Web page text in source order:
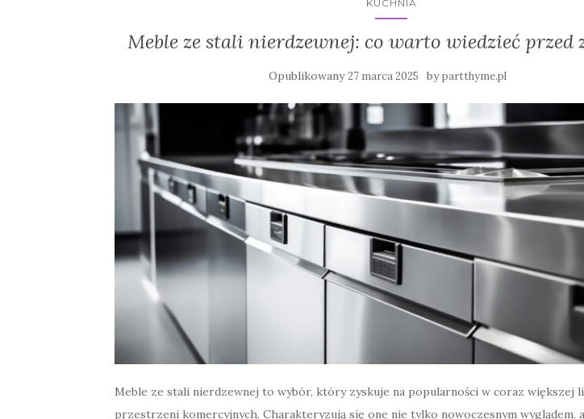
KUCHNIA
Meble ze stali nierdzewnej: co warto wiedzieć przed
Opublikowany27 marca 2025 bypartthyme.pl
Meble ze stali nierdzewnej to wybór, który zyskuje na popularności w coraz większej
przestrzeni komercyjnych. Charakteryzują się one nie tylko nowoczesnym wyglądem,